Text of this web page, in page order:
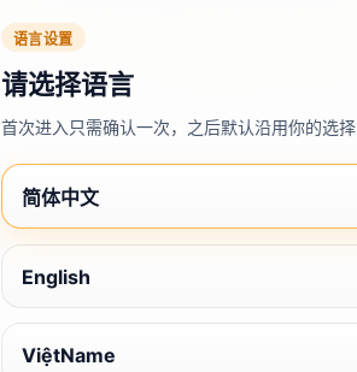
语言设置
请选择语言
首次进入只需确认一次，之后默认沿用你的选择
简体中文
English
ViệtName